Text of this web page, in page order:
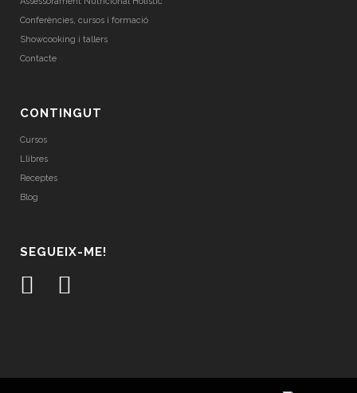
Conferències, cursos i formació
Showcooking i tallers
Contacte
CONTINGUT
Cursos
Llibres
Receptes
Blog
SEGUEIX-ME!